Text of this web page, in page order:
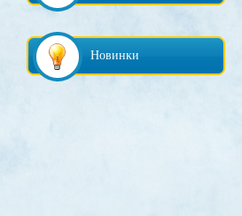
Новинки